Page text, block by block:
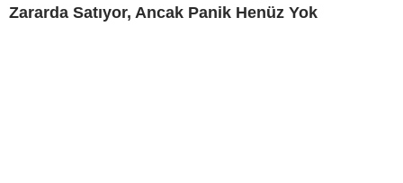
Zararda Satıyor, Ancak Panik Henüz Yok